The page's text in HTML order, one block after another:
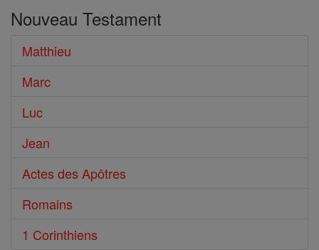
le
Bible
Nouveau Testament
Matthieu
Marc
Luc
Jean
Actes des Apôtres
Romains
1 Corinthiens